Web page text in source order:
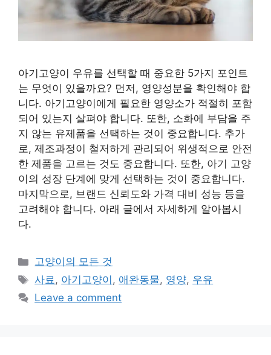
아기고양이 우유를 선택할 때 중요한 5가지 포인트
는 무엇이 있을까요? 먼저, 영양성분을 확인해야 합
니다. 아기고양이에게 필요한 영양소가 적절히 포함
되어 있는지 살펴야 합니다. 또한, 소화에 부담을 주
지 않는 유제품을 선택하는 것이 중요합니다. 추가
로, 제조과정이 철저하게 관리되어 위생적으로 안전
한 제품을 고르는 것도 중요합니다. 또한, 아기 고양
이의 성장 단계에 맞게 선택하는 것이 중요합니다.
마지막으로, 브랜드 신뢰도와 가격 대비 성능 등을
고려해야 합니다. 아래 글에서 자세하게 알아봅시
다.
Categories
고양이의 모든 것
Tags
사료, 아기고양이 , 애완동물, 영양, 우유
Leave a comment